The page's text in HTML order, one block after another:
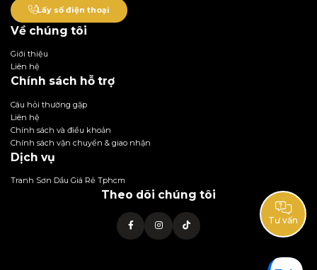
Lấy số điện thoại
Về chúng tôi
Giới thiệu
Liên hệ
Chính sách hỗ trợ
Câu hỏi thường gặp
Liên hệ
Chính sách và điều khoản
Chính sách vận chuyển & giao nhận
Dịch vụ
Tranh Sơn Dầu Giá Rẻ Tphcm
Theo dõi chúng tôi
Tư vấn